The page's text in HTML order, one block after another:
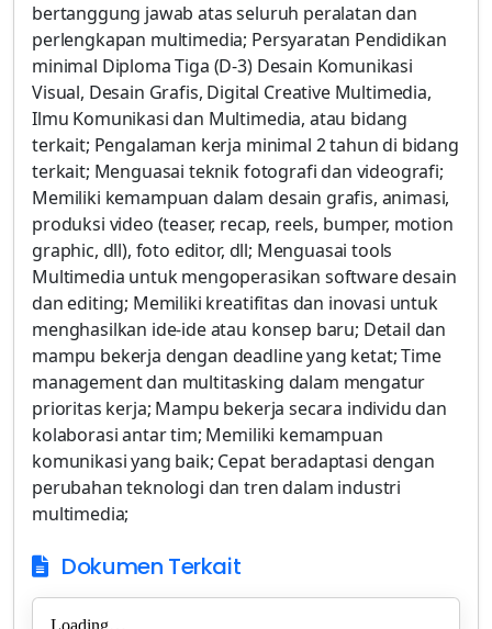
bertanggung jawab atas seluruh peralatan dan
perlengkapan multimedia; Persyaratan Pendidikan
minimal Diploma Tiga (D-3) Desain Komunikasi
Visual, Desain Grafis, Digital Creative Multimedia,
Ilmu Komunikasi dan Multimedia, atau bidang
terkait; Pengalaman kerja minimal 2 tahun di bidang
terkait; Menguasai teknik fotografi dan videografi;
Memiliki kemampuan dalam desain grafis, animasi,
produksi video (teaser, recap, reels, bumper, motion
graphic, dll), foto editor, dll; Menguasai tools
Multimedia untuk mengoperasikan software desain
dan editing; Memiliki kreatifitas dan inovasi untuk
menghasilkan ide-ide atau konsep baru; Detail dan
mampu bekerja dengan deadline yang ketat; Time
management dan multitasking dalam mengatur
prioritas kerja; Mampu bekerja secara individu dan
kolaborasi antar tim; Memiliki kemampuan
komunikasi yang baik; Cepat beradaptasi dengan
perubahan teknologi dan tren dalam industri
multimedia;
Dokumen Terkait